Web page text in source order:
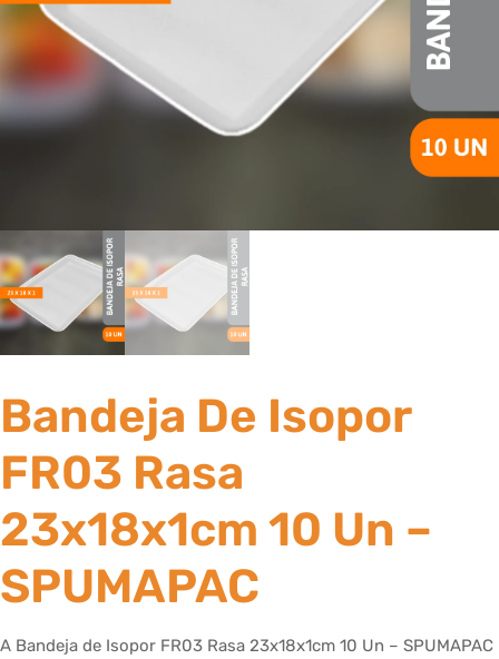
Bandeja De Isopor
FR03 Rasa
23x18x1cm 10 Un –
SPUMAPAC
A Bandeja de Isopor FR03 Rasa 23x18x1cm 10 Un – SPUMAPAC